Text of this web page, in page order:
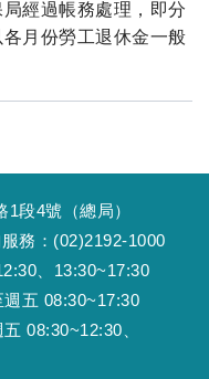
經過帳務處理，即分
月份勞工退休金一般
段4號（總局）
務：(02)2192-1000
、13:30~17:30
五 08:30~17:30
08:30~12:30、